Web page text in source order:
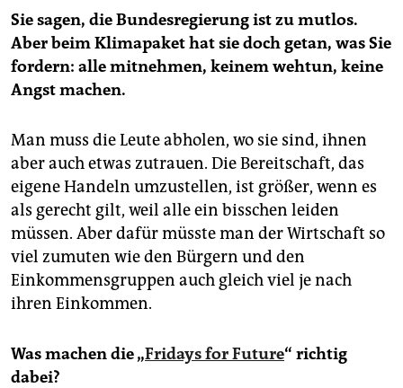
Sie sagen, die Bundesregierung ist zu mutlos.
Aber beim Klimapaket hat sie doch getan, was Sie
fordern: alle mitnehmen, keinem wehtun, keine
Angst machen.
Man muss die Leute abholen, wo sie sind, ihnen
aber auch etwas zutrauen. Die Bereitschaft, das
eigene Handeln umzustellen, ist größer, wenn es
als gerecht gilt, weil alle ein bisschen leiden
müssen. Aber dafür müsste man der Wirtschaft so
viel zumuten wie den Bürgern und den
Einkommensgruppen auch gleich viel je nach
ihren Einkommen.
Was machen die „Fridays for Future“ richtig
dabei?